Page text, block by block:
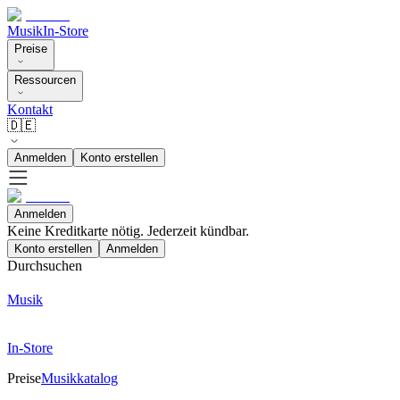
MusikIn-Store
Preise
Ressourcen
Kontakt
🇩🇪
Anmelden Konto erstellen
Anmelden
Keine Kreditkarte nötig. Jederzeit kündbar.
Konto erstellen Anmelden
Durchsuchen
Musik
In-Store
PreiseMusikkatalog